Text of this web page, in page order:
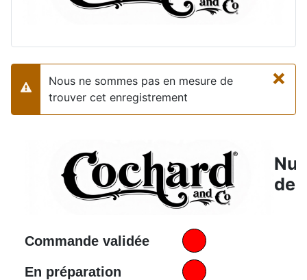
×
Alerte
Nous ne sommes pas en mesure de
trouver cet enregistrement
de
Commande validée
En préparation